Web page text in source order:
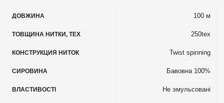
ДОВЖИНА 100 м
ТОВЩИНА НИТКИ, TEX 250tex
КОНСТРУКЦИЯ НИТОК Twist spinning
СИРОВИНА Бавовна 100%
ВЛАСТИВОСТІ Не эмульсовані